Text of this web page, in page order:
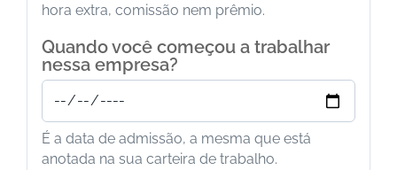
hora extra, comissão nem prêmio.
Quando você começou a trabalhar
nessa empresa?
É a data de admissão, a mesma que está
anotada na sua carteira de trabalho.